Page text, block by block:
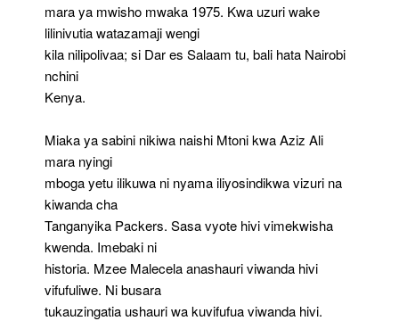
mara ya mwisho mwaka 1975. Kwa uzuri wake
lilinivutia watazamaji wengi
kila nilipolivaa; si Dar es Salaam tu, bali hata Nairobi
nchini
Kenya.
Miaka ya sabini nikiwa naishi Mtoni kwa Aziz Ali
mara nyingi
mboga yetu ilikuwa ni nyama iliyosindikwa vizuri na
kiwanda cha
Tanganyika Packers. Sasa vyote hivi vimekwisha
kwenda. Imebaki ni
historia. Mzee Malecela anashauri viwanda hivi
vifufuliwe. Ni busara
tukauzingatia ushauri wa kuvifufua viwanda hivi.